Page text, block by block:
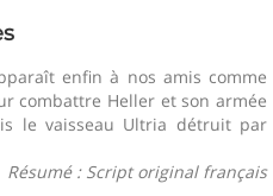
enfin à nos amis comme
combattre Heller et son armée
le vaisseau Ultria détruit par
Résumé : Script original français